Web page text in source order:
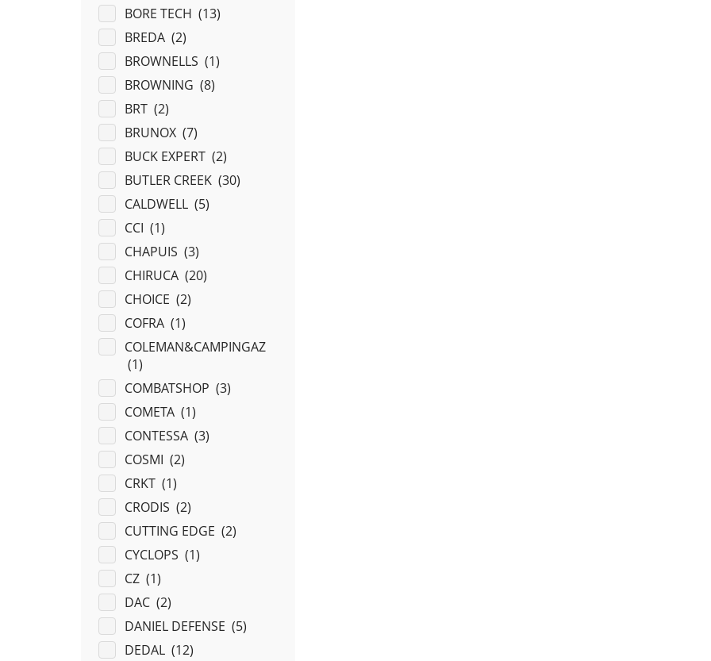
BORE TECH (13)
BREDA (2)
BROWNELLS (1)
BROWNING (8)
BRT (2)
BRUNOX (7)
BUCK EXPERT (2)
BUTLER CREEK (30)
CALDWELL (5)
CCI (1)
CHAPUIS (3)
CHIRUCA (20)
CHOICE (2)
COFRA (1)
COLEMAN&CAMPINGAZ
(1)
COMBATSHOP (3)
COMETA (1)
CONTESSA (3)
COSMI (2)
CRKT (1)
CRODIS (2)
CUTTING EDGE (2)
CYCLOPS (1)
CZ (1)
DAC (2)
DANIEL DEFENSE (5)
DEDAL (12)